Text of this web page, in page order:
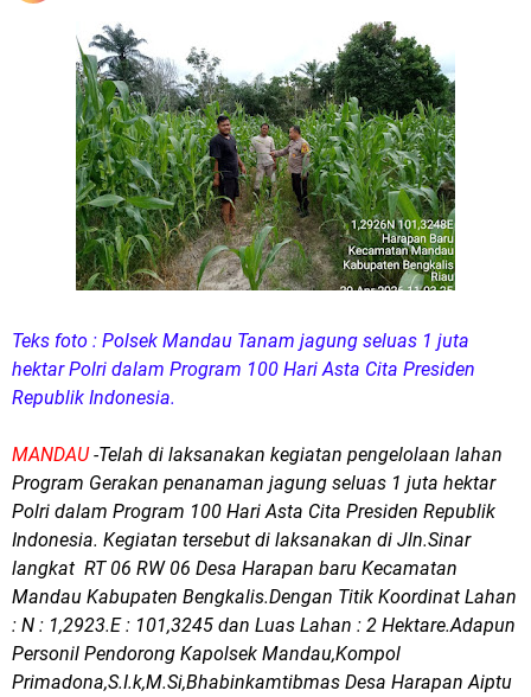
Teks foto : Polsek Mandau Tanam jagung seluas 1 juta
hektar Polri dalam Program 100 Hari Asta Cita Presiden
Republik Indonesia.
MANDAU-Telah di laksanakan kegiatan pengelolaan lahan
Program Gerakan penanaman jagung seluas 1 juta hektar
Polri dalam Program 100 Hari Asta Cita Presiden Republik
Indonesia. Kegiatan tersebut di laksanakan di Jln.Sinar
langkat RT 06 RW 06 Desa Harapan baru Kecamatan
Mandau Kabupaten Bengkalis.Dengan Titik Koordinat Lahan
: N : 1,2923.E : 101,3245 dan Luas Lahan : 2 Hektare.Adapun
Personil Pendorong Kapolsek Mandau,Kompol
Primadona,S.I.k,M.Si,Bhabinkamtibmas Desa Harapan Aiptu